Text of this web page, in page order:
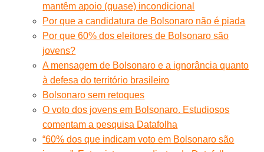
mantêm apoio (quase) incondicional
Por que a candidatura de Bolsonaro não é piada
Por que 60% dos eleitores de Bolsonaro são
jovens?
A mensagem de Bolsonaro e a ignorância quanto
à defesa do território brasileiro
Bolsonaro sem retoques
O voto dos jovens em Bolsonaro. Estudiosos
comentam a pesquisa Datafolha
“60% dos que indicam voto em Bolsonaro são